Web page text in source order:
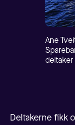
Ane
deltaker
Deltakerne fikk